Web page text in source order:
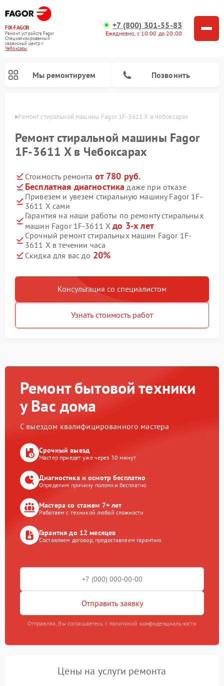
FIX-FAGOR
Ремонт устройств Fagor
Специализированный
cервисный центр г.
Чебоксары
+7 (800) 301-55-83
Ежедневно, с 10:00 до 20:00
Мы ремонтируем Позвонить
Ремонт стиральной машины Fagor 1F-3611 X в Чебоксарах
Ремонт стиральной машины Fagor
1F-3611 X в Чебоксарах
Стоимость ремонта от 780 руб.
Бесплатная диагностика даже при отказе
Привезем и увезем стиральную машину Fagor 1F-
3611 X сами
Гарантия на наши работы по ремонту стиральных
машин Fagor 1F-3611 Xдо 3-х лет
Срочный ремонт стиральных машин Fagor 1F-
3611 X в течении часа
Скидка для вас до 20%
Консультация со специалистом
Узнать стоимость работ
Ремонт бытовой техники
у Вас дома
С выездом квалифицированного мастера
Срочный выезд
Мастер приедет уже через 30 минут
Диагностика и осмотр бесплатно
Определим причину поломки бесплатно
Мастера со стажем 7+ лет
Работаем с техникой любой сложности
Гарантия до 12 месяцев
Составляем договор, предоставляем гарантию
Отправить заявку
Отправляя, Вы соглашаетесь с политикой конфиденциальности
Цены на услуги ремонта